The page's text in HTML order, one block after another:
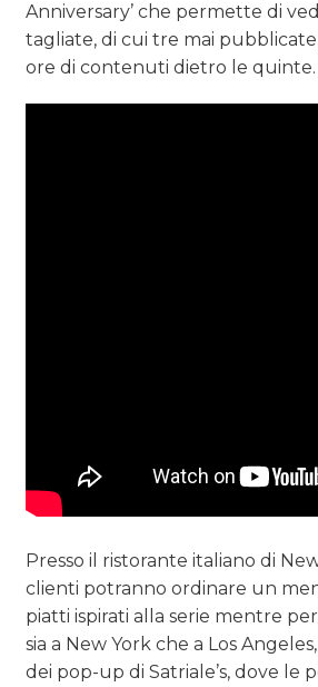
Anniversary’ che permette di
tagliate, di cui tre mai
ore di contenuti dietro le quinte.
Presso il ristorante italiano di
clienti potranno ordinare un
piatti ispirati alla serie mentre
sia a New York che a Los
dei pop-up di Satriale’s, dove le